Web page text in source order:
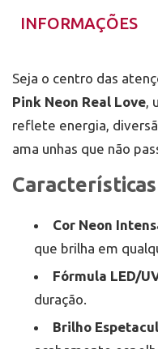
INFORMAÇÕES
Seja o centro das
Pink Neon Real Love,
reflete energia,
ama unhas que não
Características
Cor Neon
que brilha em
Fórmula LED/
duração.
Brilho